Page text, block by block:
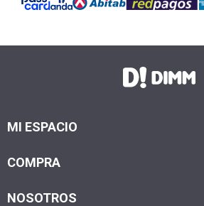
MI ESPACIO
COMPRA
NOSOTROS